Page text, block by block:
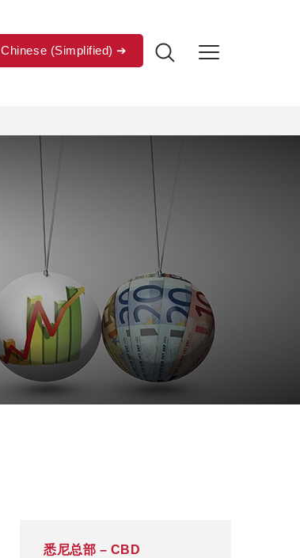
Chinese (Simplified)
悉尼总部 – CBD